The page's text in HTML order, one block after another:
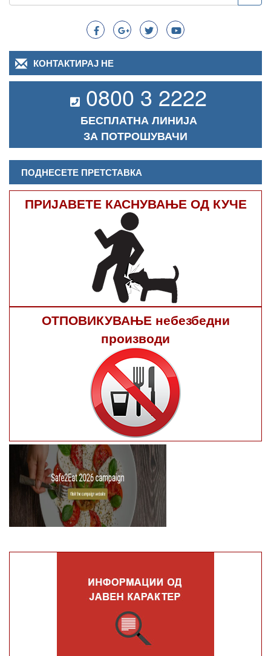
Search
КОНТАКТИРАЈ НЕ
0800 3 2222
БЕСПЛАТНА ЛИНИЈА
ЗА ПОТРОШУВАЧИ
ПОДНЕСЕТЕ ПРЕТСТАВКА
ПРИЈАВЕТЕ КАСНУВАЊЕ ОД КУЧЕ
ОТПОВИКУВАЊЕ небезбедни
производи